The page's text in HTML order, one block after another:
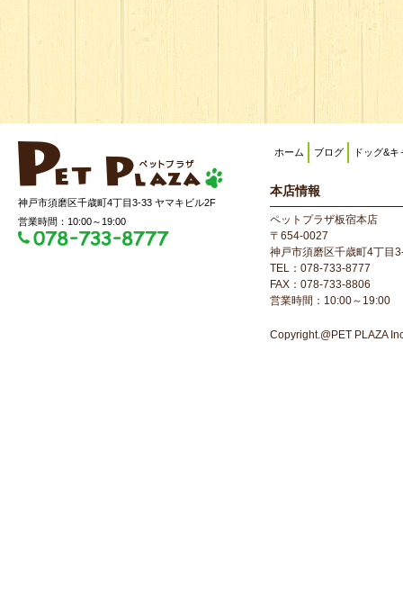
神戸市須磨区千歳町4丁目3-33 ヤマキビル2F
営業時間：10:00～19:00
ホーム ブログ ドッグ&キ
本店情報
ペットプラザ板宿本店
〒654-0027
神戸市須磨区千歳町4丁目
TEL：078-733-8777
FAX：078-733-8806
営業時間：10:00～19:00
Copyright.@PET PLAZA